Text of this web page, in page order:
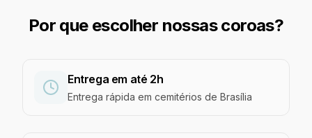
Por que escolher nossas coroas?
Entrega em até 2h
Entrega rápida em cemitérios de Brasília